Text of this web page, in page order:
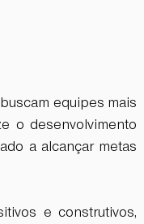
equipes mais
o desenvolvimento
a alcançar metas
e construtivos,